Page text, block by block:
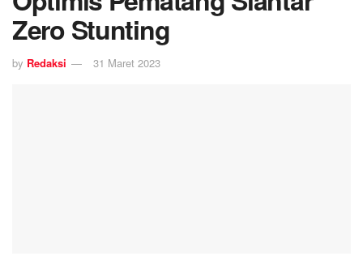
Zero Stunting
by Redaksi 31 Maret 2023